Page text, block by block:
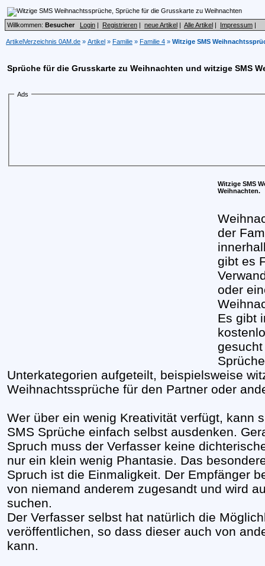
Willkommen: Besucher Login | Registrieren | neue Artikel | Alle Artikel | Impressum |
ArtikelVerzeichnis 0AM.de » Artikel » Familie » Familie 4 » Witzige SMS
Sprüche für die Grusskarte zu Weihnachten und witzige SMS
Ads
Witzige SMS
Weihnachten.
der
gibt es
oder
Es gibt
Unterkategorien aufgeteilt, beispielsweise
Weihnachtssprüche für den Partner oder
Wer über ein wenig Kreativität verfügt, kann
SMS Sprüche einfach selbst ausdenken.
Spruch muss der Verfasser keine
nur ein klein wenig Phantasie. Das
Spruch ist die Einmaligkeit. Der Empfänger
von niemand anderem zugesandt und wird
suchen.
Der Verfasser selbst hat natürlich die
veröffentlichen, so dass dieser auch von
kann.